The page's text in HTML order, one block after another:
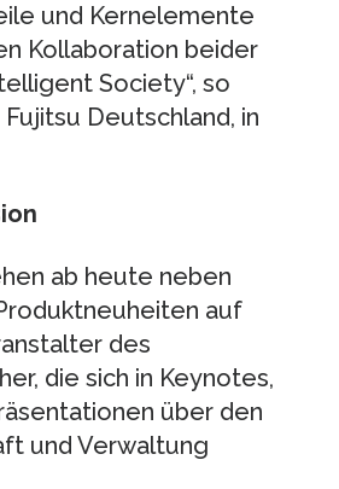
und Kernelemente
Kollaboration beider
Society“, so
Deutschland, in
ab heute neben
auf
des
die sich in Keynotes,
über den
und Verwaltung